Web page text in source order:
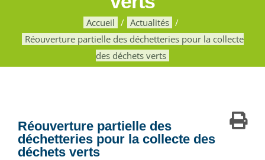
Accueil
Actualités
Réouverture partielle des déchetteries pour la collecte
des déchets verts
Réouverture partielle des
déchetteries pour la collecte des
déchets verts